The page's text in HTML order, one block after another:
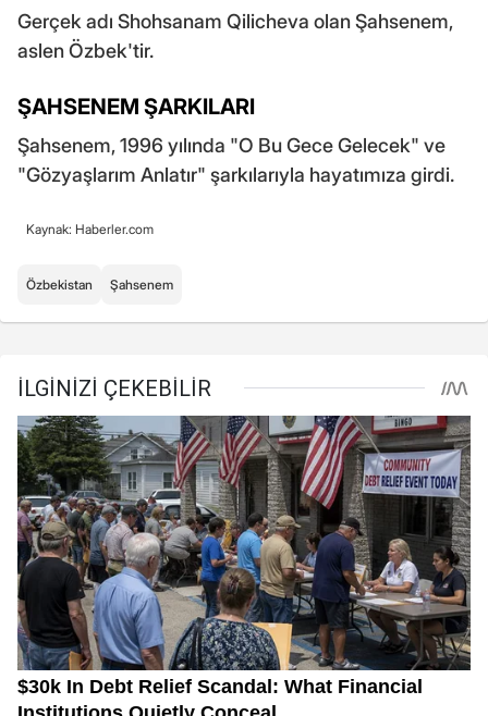
Gerçek adı Shohsanam Qilicheva olan Şahsenem,
aslen Özbek'tir.
ŞAHSENEM ŞARKILARI
Şahsenem, 1996 yılında "O Bu Gece Gelecek" ve
"Gözyaşlarım Anlatır" şarkılarıyla hayatımıza girdi.
Kaynak: Haberler.com
Özbekistan Şahsenem